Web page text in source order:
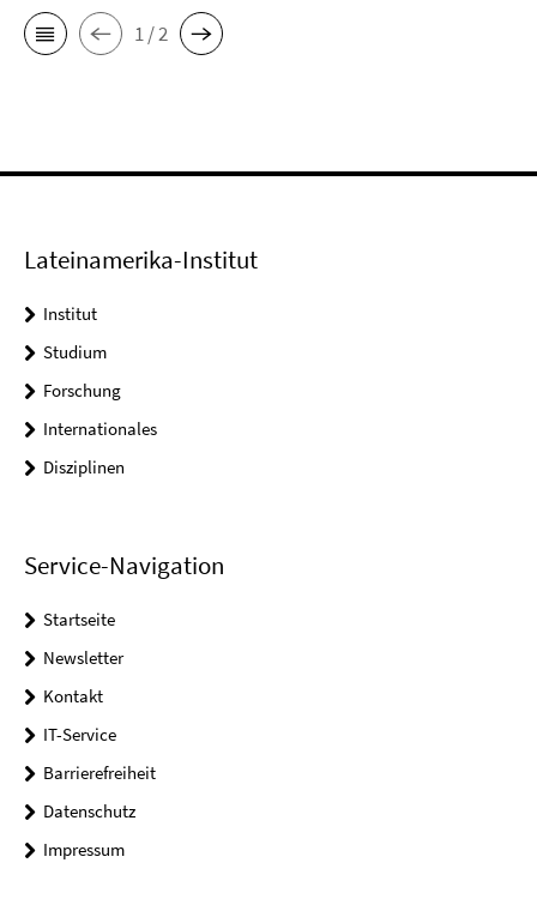
1 / 2
Lateinamerika-Institut
Institut
Studium
Forschung
Internationales
Disziplinen
Service-Navigation
Startseite
Newsletter
Kontakt
IT-Service
Barrierefreiheit
Datenschutz
Impressum